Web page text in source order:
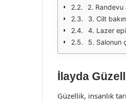
2. Randevu
3. Cilt
4. Lazer
5. Salonun
İlayda
Güzellik, insanlık